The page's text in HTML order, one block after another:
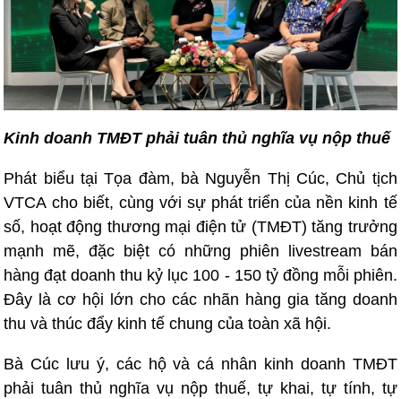
Kinh doanh TMĐT phải tuân thủ nghĩa vụ nộp thuế
Phát biểu tại Tọa đàm, bà Nguyễn Thị Cúc, Chủ tịch
VTCA cho biết, cùng với sự phát triển của nền kinh tế
số, hoạt động thương mại điện tử (TMĐT) tăng trưởng
mạnh mẽ, đặc biệt có những phiên livestream bán
hàng đạt doanh thu kỷ lục 100 - 150 tỷ đồng mỗi phiên.
Đây là cơ hội lớn cho các nhãn hàng gia tăng doanh
thu và thúc đẩy kinh tế chung của toàn xã hội.
Bà Cúc lưu ý, các hộ và cá nhân kinh doanh TMĐT
phải tuân thủ nghĩa vụ nộp thuế, tự khai, tự tính, tự